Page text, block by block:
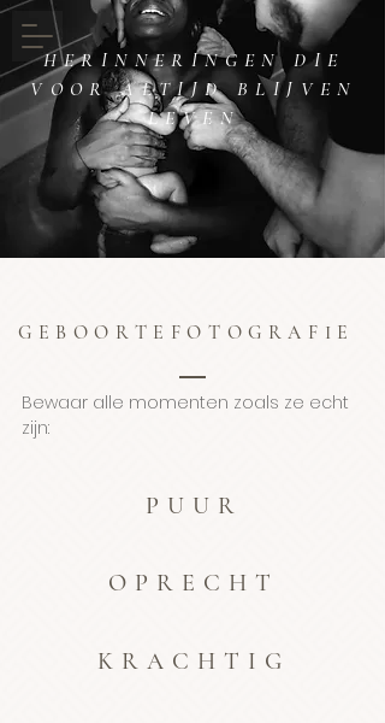
HERINNERINGEN DIE
VOOR ALTIJD BLIJVEN
LEVEN
GEBOORTEFOTOGRAFIE
Bewaar alle momenten zoals ze echt
zijn:
PUUR
OPRECHT
KRACHTIG